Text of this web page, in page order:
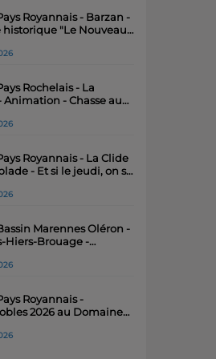
Royannais - Barzan -
historique "Le Nouveau
Rochelais - La
Animation - Chasse au
Royannais - La Clide
- Et si le jeudi, on se
Marennes Oléron -
Hiers-Brouage -
animer l’été .
Royannais -
2026 au Domaine